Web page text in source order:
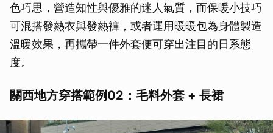
色巧思，營造知性與優雅的迷人氣質，而保暖小技巧
可混搭發熱衣與發熱褲，或者運用暖暖包為身體製造
溫暖效果，再攜帶一件外套便可穿出注目的日系態
度。
關西地方穿搭範例02：毛料外套 + 長裙